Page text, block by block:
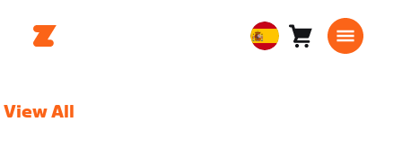
EuropeanCarro0
View All